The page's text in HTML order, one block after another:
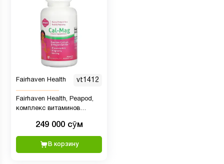
Fairhaven Health vt1412
Fairhaven Health, Peapod,
комплекс витаминов
249 000 сӯм
В корзину